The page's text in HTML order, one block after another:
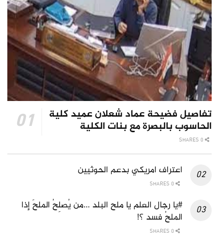
تفاصيل فضيحة عماد شعلان عميد كلية
الحاسوب بالبصرة مع بنات الكلية
اعتراف امريكي بدعم الحوثيين
#يا رجال العلم يا ملح البلد …من يُصلِحُ الملحَ إذا
الملحُ فسد ؟!